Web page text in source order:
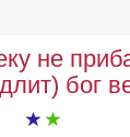
не
бог